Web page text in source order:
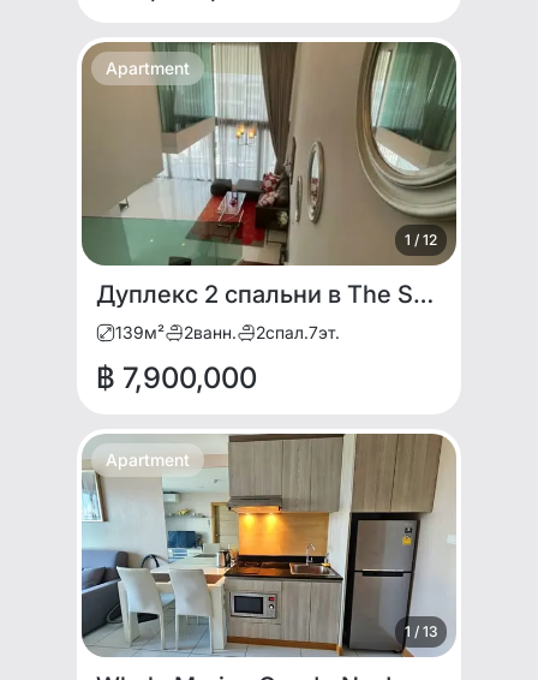
1 / 12
Apartment
Дуплекс 2 спальни в The Sanctuary Wong Amat
139м² 2ванн. 2спал.7эт.
฿ 7,900,000
1 / 13
Apartment